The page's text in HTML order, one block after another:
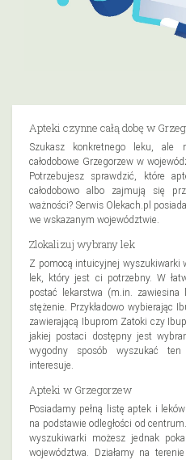
Apteki czynne całą dobę w
Szukasz konkretnego leku, ale
całodobowe Grzegorzew w
Potrzebujesz sprawdzić, które
całodobowo albo zajmują się
ważności? Serwis Olekach.pl
we wskazanym województwie.
Zlokalizuj wybrany lek
Z pomocą intuicyjnej wyszukiwarki
lek, który jest ci potrzebny. W
postać lekarstwa (m.in.
stężenie. Przykładowo wybierając
zawierającą Ibuprom Zatoki czy
jakiej postaci dostępny jest
wygodny sposób wyszukać
interesuje.
Apteki w Grzegorzew
Posiadamy pełną listę aptek i
na podstawie odległości od
wyszukiwarki możesz jednak
województwa. Działamy na